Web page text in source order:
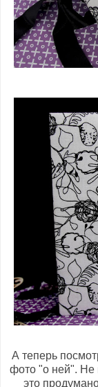
А теперь
фото "о ней". Не
это